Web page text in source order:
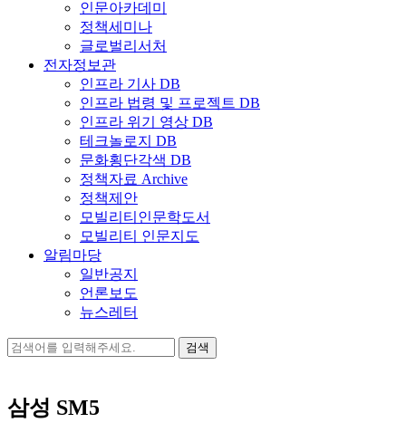
인문아카데미
정책세미나
글로벌리서처
전자정보관
인프라 기사 DB
인프라 법령 및 프로젝트 DB
인프라 위기 영상 DB
테크놀로지 DB
문화횡단각색 DB
정책자료 Archive
정책제안
모빌리티인문학도서
모빌리티 인문지도
알림마당
일반공지
언론보도
뉴스레터
검
삼성 SM5